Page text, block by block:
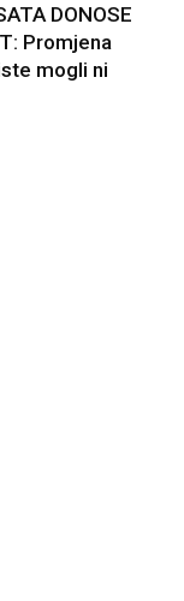
DONOSE
Promjena
mogli ni